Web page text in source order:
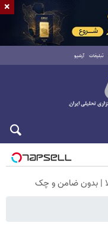
تبلیغات آرشیو
×